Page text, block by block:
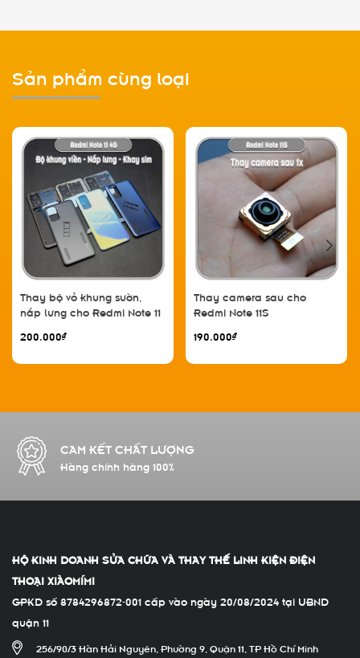
Sản phẩm cùng loại
Thay bộ vỏ khung sườn,
nắp lưng cho Redmi Note 11
200.000₫
Thay camera sau cho
Redmi Note 11S
190.000₫
CAM KẾT CHẤT LƯỢNG
Hàng chính hãng 100%
HỘ KINH DOANH SỬA CHỮA VÀ THAY THẾ LINH KIỆN ĐIỆN
THOẠI XIÀOMÍMI
GPKD số 8784296872-001 cấp vào ngày 20/08/2024 tại UBND
quận 11
256/90/3 Hàn Hải Nguyên, Phường 9, Quận 11, TP Hồ Chí Minh